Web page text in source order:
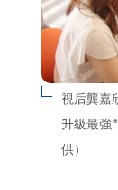
視后龔嘉
升級最強
供）